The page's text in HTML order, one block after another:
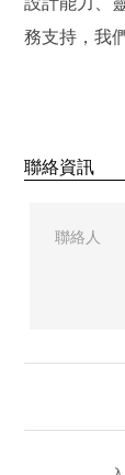
務支持，我
聯絡資訊
聯絡人